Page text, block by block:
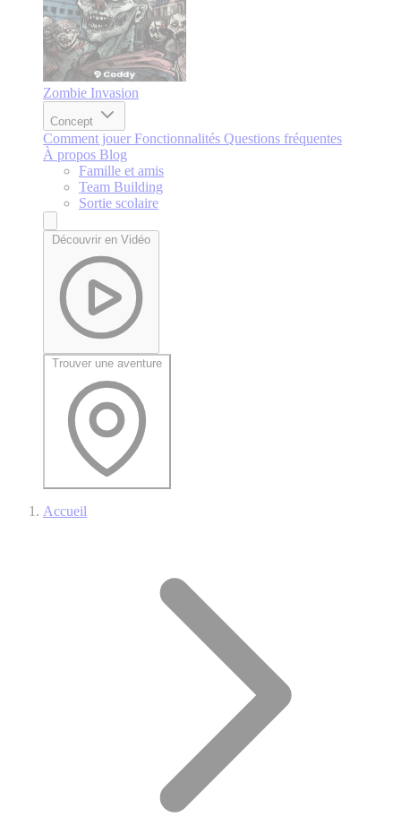
Zombie Invasion
Concept
Comment jouer Fonctionnalités Questions fréquentes
À propos Blog
Famille et amis
Team Building
Sortie scolaire
Découvrir en Vidéo
Trouver une aventure
Accueil